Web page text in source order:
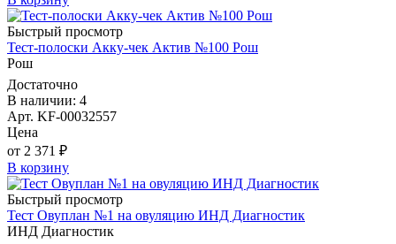
Быстрый просмотр
Тест-полоски Акку-чек Актив №100 Рош
Рош
Достаточно
В наличии: 4
Арт. KF-00032557
Цена
от 2 371 ₽
В корзину
Быстрый просмотр
Тест Овуплан №1 на овуляцию ИНД Диагностик
ИНД Диагностик